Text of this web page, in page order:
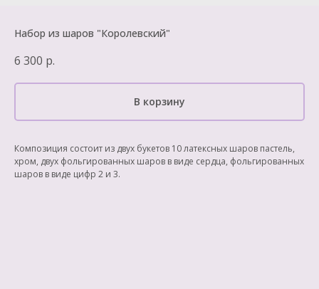
Набор из шаров "Королевский"
6 300 р.
В корзину
Композиция состоит из двух букетов 10 латексных шаров пастель,
хром, двух фольгированных шаров в виде сердца, фольгированных
шаров в виде цифр 2 и 3.